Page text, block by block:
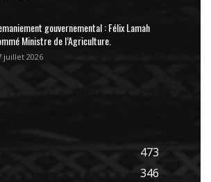
gouvernemental : Félix Lamah
Ministre de l’Agriculture.
juillet 2026
473
346